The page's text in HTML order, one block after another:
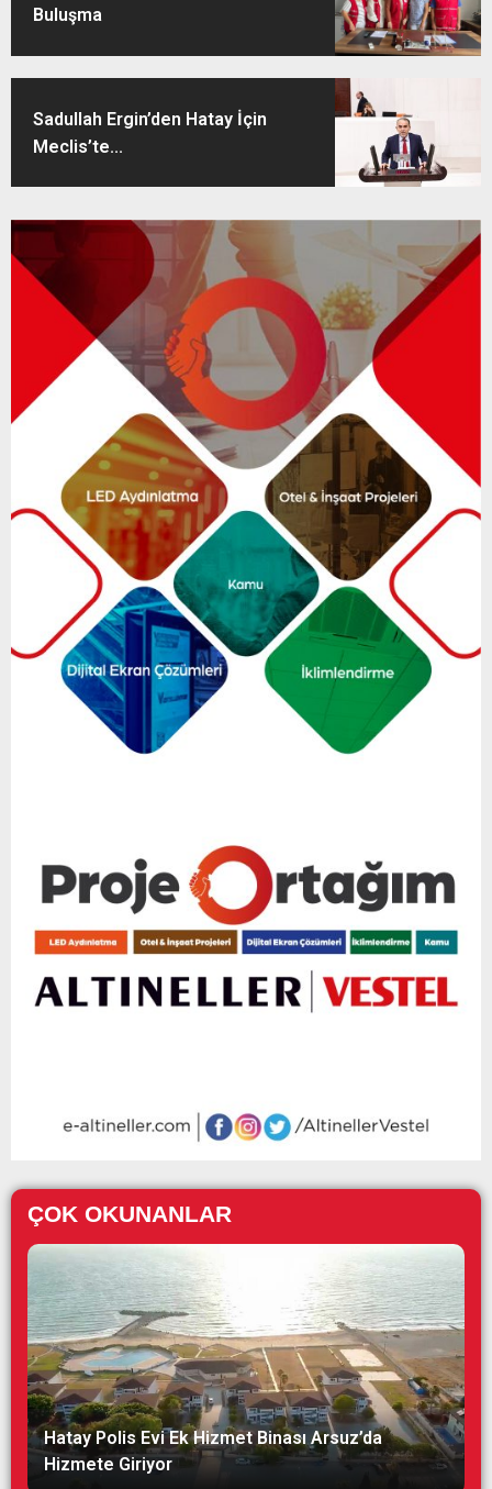
Buluşma
Sadullah Ergin’den Hatay İçin
Meclis’te...
ÇOK OKUNANLAR
Hatay Polis Evi Ek Hizmet Binası Arsuz’da
Hizmete Giriyor